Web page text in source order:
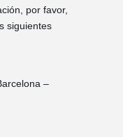
por favor,
siguientes
–